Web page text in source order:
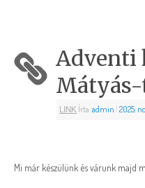
Adventi
LINK Írta:admin | 2025.
Mi már készülünk és várunk majd